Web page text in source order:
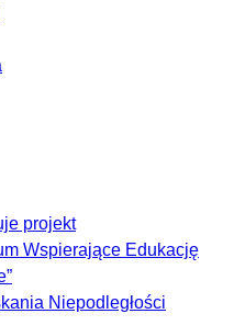
projekt
Wspierające Edukację
Niepodległości